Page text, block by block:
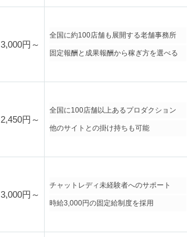
3,000円～
全国に約100店舗も展開する老舗事務所
固定報酬と成果報酬から稼ぎ方を選べる
2,450円～
全国に100店舗以上あるプロダクション
他のサイトとの掛け持ちも可能
3,000円～
チャットレディ未経験者へのサポート
時給3,000円の固定給制度を採用